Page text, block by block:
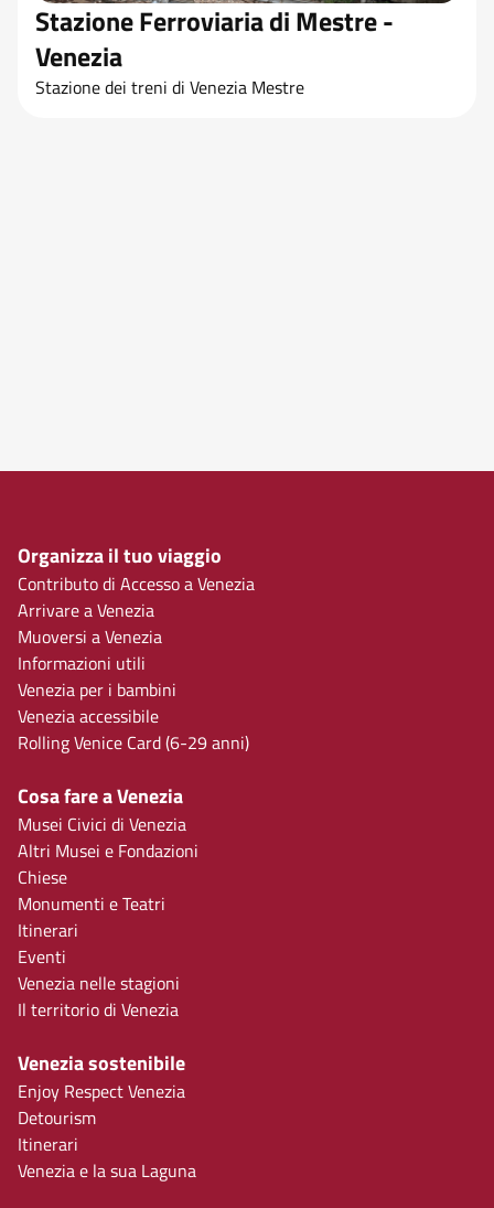
Stazione Ferroviaria di Mestre -
Venezia
Stazione dei treni di Venezia Mestre
Organizza il tuo viaggio
Contributo di Accesso a Venezia
Arrivare a Venezia
Muoversi a Venezia
Informazioni utili
Venezia per i bambini
Venezia accessibile
Rolling Venice Card (6-29 anni)
Cosa fare a Venezia
Musei Civici di Venezia
Altri Musei e Fondazioni
Chiese
Monumenti e Teatri
Itinerari
Eventi
Venezia nelle stagioni
Il territorio di Venezia
Venezia sostenibile
Enjoy Respect Venezia
Detourism
Itinerari
Venezia e la sua Laguna